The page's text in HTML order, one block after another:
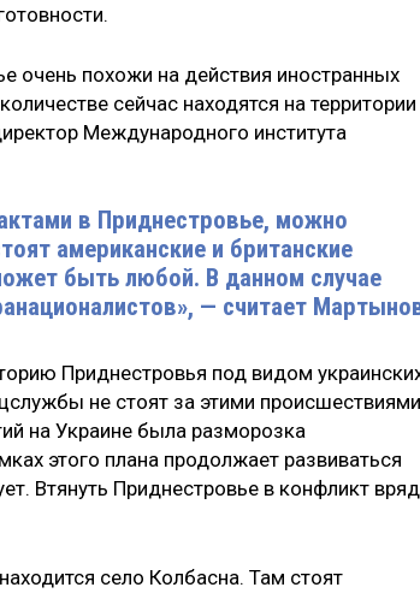
очень похожи на действия иностранных
сейчас находятся на территории
Международного института
в Приднестровье, можно
американские и британские
быть любой. В данном случае
— считает
Приднестровья под видом
не стоят за этими
на Украине была разморозка
этого плана продолжает развиваться
Втянуть Приднестровье в конфликт вряд
село Колбасна. Там стоят